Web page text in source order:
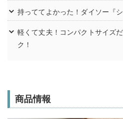
持っててよかった！ダイソー『シ
軽くて丈夫！コンパクトサイズ
ク！
商品情報